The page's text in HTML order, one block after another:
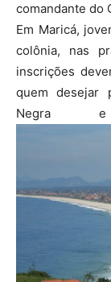
comandante do
Em Maricá,
colônia, nas
inscrições
quem desejar
Negra